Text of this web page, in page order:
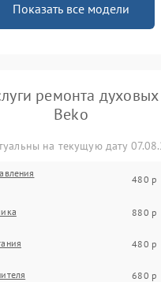
Показать все модели
ремонта
Beko
на текущую дату
480 р
880 р
480 р
680 р